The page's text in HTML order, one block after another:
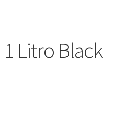
Litro Black